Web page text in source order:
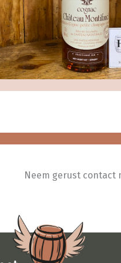
Neem gerust contact